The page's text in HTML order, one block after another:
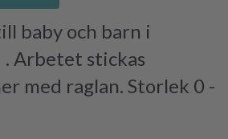
baby och barn i
. Arbetet stickas
med raglan. Storlek 0 -